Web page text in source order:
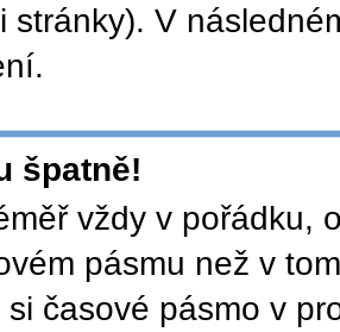
stránky). V
špatně!
vždy v pořádku,
pásmu než v
časové pásmo v